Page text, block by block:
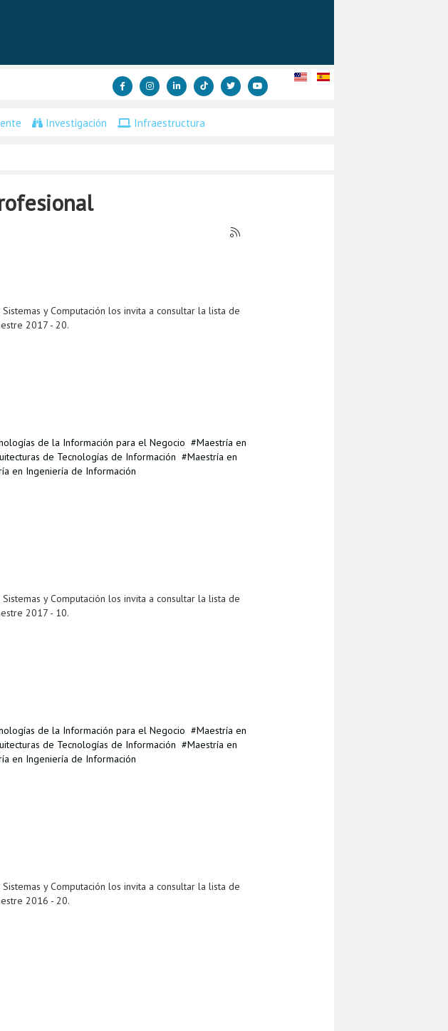
Investigación Infraestructura
y Computación los invita a consultar la lista de
2017 - 20.
de la Información para el Negocio
Maestría en
de Tecnologías de Información
Maestría en
en Ingeniería de Información
y Computación los invita a consultar la lista de
2017 - 10.
de la Información para el Negocio
Maestría en
de Tecnologías de Información
Maestría en
en Ingeniería de Información
y Computación los invita a consultar la lista de
2016 - 20.